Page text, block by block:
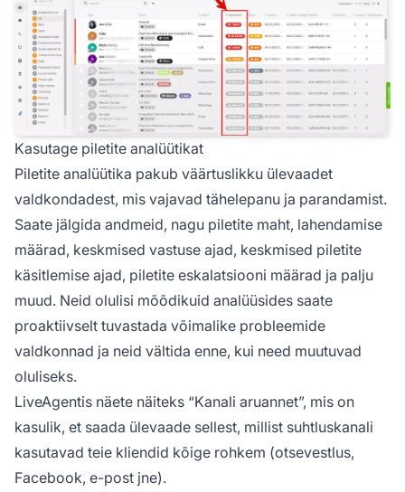
Kasutage piletite analüütikat
Piletite analüütika pakub väärtuslikku ülevaadet
valdkondadest, mis vajavad tähelepanu ja parandamist.
Saate jälgida andmeid, nagu piletite maht, lahendamise
määrad, keskmised vastuse ajad, keskmised piletite
käsitlemise ajad, piletite eskalatsiooni määrad ja palju
muud. Neid olulisi mõõdikuid analüüsides saate
proaktiivselt tuvastada võimalike probleemide
valdkonnad ja neid vältida enne, kui need muutuvad
oluliseks.
LiveAgentis näete näiteks “Kanali aruannet”, mis on
kasulik, et saada ülevaade sellest, millist suhtluskanali
kasutavad teie kliendid kõige rohkem (otsevestlus,
Facebook, e-post jne).